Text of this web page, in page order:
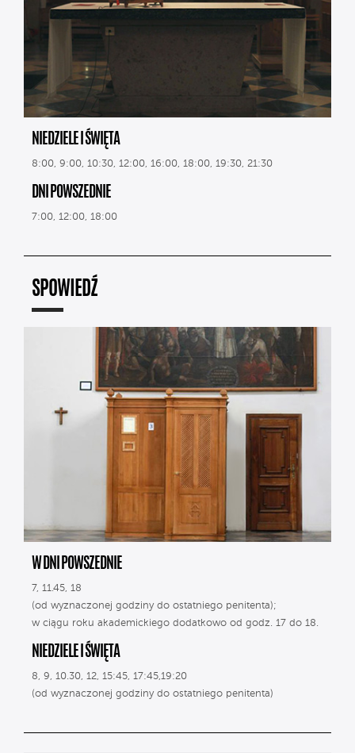
NIEDZIELE I ŚWIĘTA
8:00, 9:00, 10:30, 12:00, 16:00, 18:00, 19:30, 21:30
DNI POWSZEDNIE
7:00, 12:00, 18:00
SPOWIEDŹ
W DNI POWSZEDNIE
7, 11.45, 18
(od wyznaczonej godziny do ostatniego penitenta);
w ciągu roku akademickiego dodatkowo od godz. 17 do 18.
NIEDZIELE I ŚWIĘTA
8, 9, 10.30, 12, 15:45, 17:45,19:20
(od wyznaczonej godziny do ostatniego penitenta)